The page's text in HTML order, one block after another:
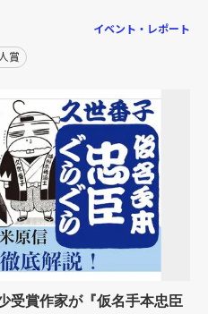
イベント・レポート
賞
受賞作家が『仮名手本忠臣